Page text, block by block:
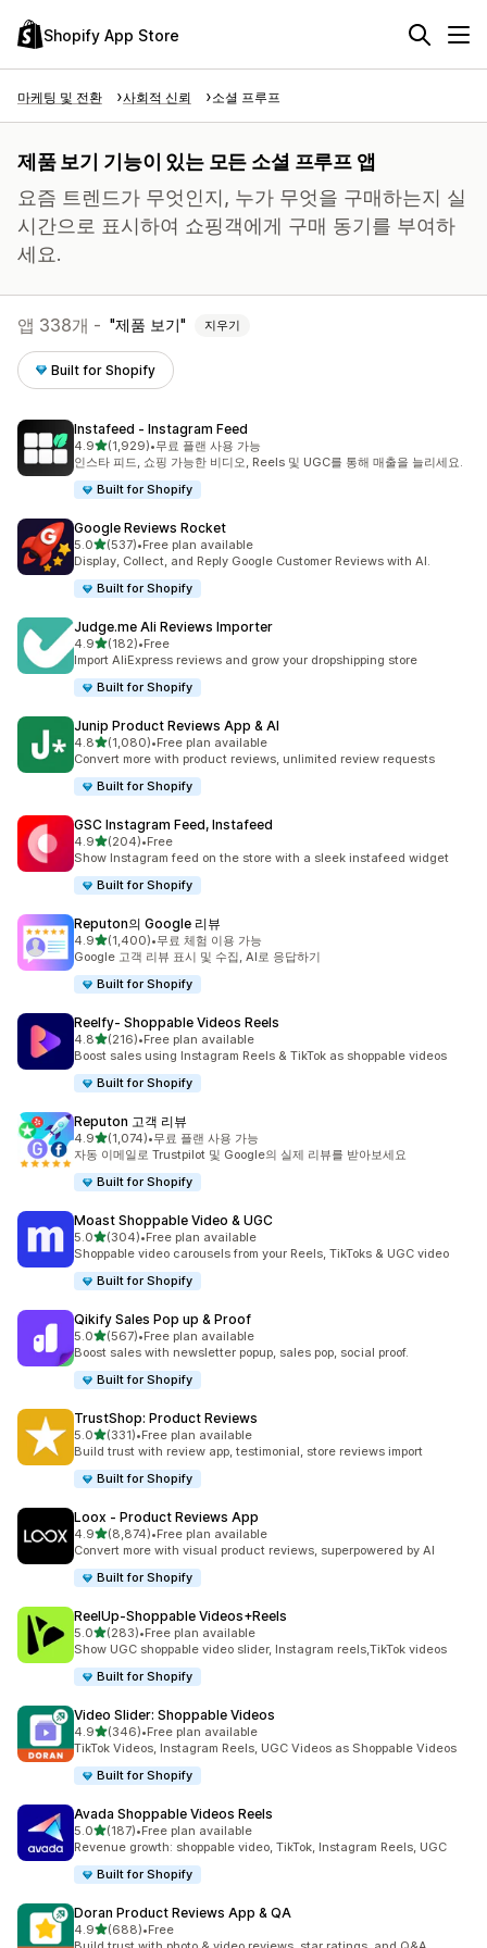
Shopify App Store
마케팅 및 전환 사회적 신뢰 소셜 프루프
제품 보기 기능이 있는 모든 소셜 프루프 앱
요즘 트렌드가 무엇인지, 누가 무엇을 구매하는지 실
시간으로 표시하여 쇼핑객에게 구매 동기를 부여하
세요.
앱 338개 - 제품 보기 지우기
Built for Shopify
Instafeed ‑ Instagram Feed
4.9별 5개 중
(1,929)
총 리뷰 1929개
•무료 플랜 사용 가능
인스타 피드, 쇼핑 가능한 비디오, Reels 및 UGC를 통해 매출을 늘리세요.
Built for Shopify
Google Reviews Rocket
5.0별 5개 중
(537)
총 리뷰 537개
•Free plan available
Display, Collect, and Reply Google Customer Reviews with AI.
Built for Shopify
Judge.me Ali Reviews Importer
4.9별 5개 중
(182)
총 리뷰 182개
•Free
Import AliExpress reviews and grow your dropshipping store
Built for Shopify
Junip Product Reviews App & AI
4.8별 5개 중
(1,080)
총 리뷰 1080개
•Free plan available
Convert more with product reviews, unlimited review requests
Built for Shopify
GSC Instagram Feed, Instafeed
4.9별 5개 중
(204)
총 리뷰 204개
•Free
Show Instagram feed on the store with a sleek instafeed widget
Built for Shopify
Reputon의 Google 리뷰
4.9별 5개 중
(1,400)
총 리뷰 1400개
•무료 체험 이용 가능
Google 고객 리뷰 표시 및 수집, AI로 응답하기
Built for Shopify
Reelfy‑ Shoppable Videos Reels
4.8별 5개 중
(216)
총 리뷰 216개
•Free plan available
Boost sales using Instagram Reels & TikTok as shoppable videos
Built for Shopify
Reputon 고객 리뷰
4.9별 5개 중
(1,074)
총 리뷰 1074개
•무료 플랜 사용 가능
자동 이메일로 Trustpilot 및 Google의 실제 리뷰를 받아보세요
Built for Shopify
Moast Shoppable Video & UGC
5.0별 5개 중
(304)
총 리뷰 304개
•Free plan available
Shoppable video carousels from your Reels, TikToks & UGC video
Built for Shopify
Qikify Sales Pop up & Proof
5.0별 5개 중
(567)
총 리뷰 567개
•Free plan available
Boost sales with newsletter popup, sales pop, social proof.
Built for Shopify
TrustShop: Product Reviews
5.0별 5개 중
(331)
총 리뷰 331개
•Free plan available
Build trust with review app, testimonial, store reviews import
Built for Shopify
Loox ‑ Product Reviews App
4.9별 5개 중
(8,874)
총 리뷰 8874개
•Free plan available
Convert more with visual product reviews, superpowered by AI
Built for Shopify
ReelUp‑Shoppable Videos+Reels
5.0별 5개 중
(283)
총 리뷰 283개
•Free plan available
Show UGC shoppable video slider, Instagram reels,TikTok videos
Built for Shopify
Video Slider: Shoppable Videos
4.9별 5개 중
(346)
총 리뷰 346개
•Free plan available
TikTok Videos, Instagram Reels, UGC Videos as Shoppable Videos
Built for Shopify
Avada Shoppable Videos Reels
5.0별 5개 중
(187)
총 리뷰 187개
•Free plan available
Revenue growth: shoppable video, TikTok, Instagram Reels, UGC
Built for Shopify
Doran Product Reviews App & QA
4.9별 5개 중
(688)
총 리뷰 688개
•Free